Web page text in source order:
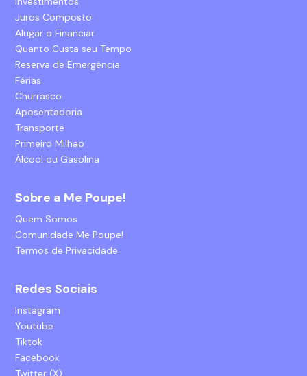
Juros Composto
Alugar o Financiar
Quanto Custa seu Tempo
Reserva de Emergência
Férias
Churrasco
Aposentadoria
Transporte
Primeiro Milhão
Álcool ou Gasolina
Sobre a Me Poupe!
Quem Somos
Comunidade Me Poupe!
Termos de Privacidade
Redes Sociais
Instagram
Youtube
Tiktok
Facebook
Twitter (X)